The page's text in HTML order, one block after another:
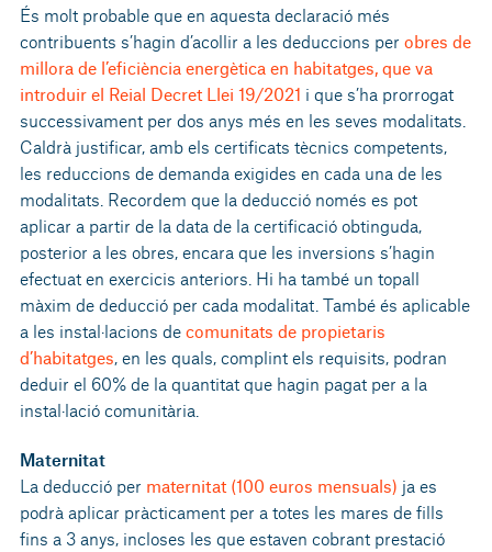
És molt probable que en aquesta declaració més
contribuents s’hagin d’acollir a les deduccions per obres de
millora de l’eficiència energètica en habitatges, que va
introduir el Reial Decret Llei 19/2021 i que s’ha prorrogat
successivament per dos anys més en les seves modalitats.
Caldrà justificar, amb els certificats tècnics competents,
les reduccions de demanda exigides en cada una de les
modalitats. Recordem que la deducció només es pot
aplicar a partir de la data de la certificació obtinguda,
posterior a les obres, encara que les inversions s’hagin
efectuat en exercicis anteriors. Hi ha també un topall
màxim de deducció per cada modalitat. També és aplicable
a les instal·lacions de comunitats de propietaris
d’habitatges , en les quals, complint els requisits, podran
deduir el 60% de la quantitat que hagin pagat per a la
instal·lació comunitària.
Maternitat
La deducció per maternitat (100 euros mensuals) ja es
podrà aplicar pràcticament per a totes les mares de fills
fins a 3 anys, incloses les que estaven cobrant prestació